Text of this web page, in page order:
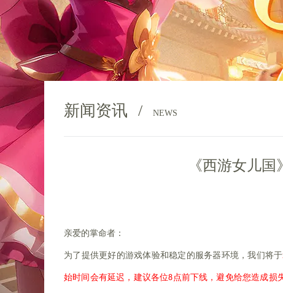
新闻资讯 / NEWS
《西游女儿
亲爱的掌命者：
为了提供更好的游戏体验和稳定的服务器环境，我们将于
始时间会有延迟，建议各位8点前下线，避免给您造成损